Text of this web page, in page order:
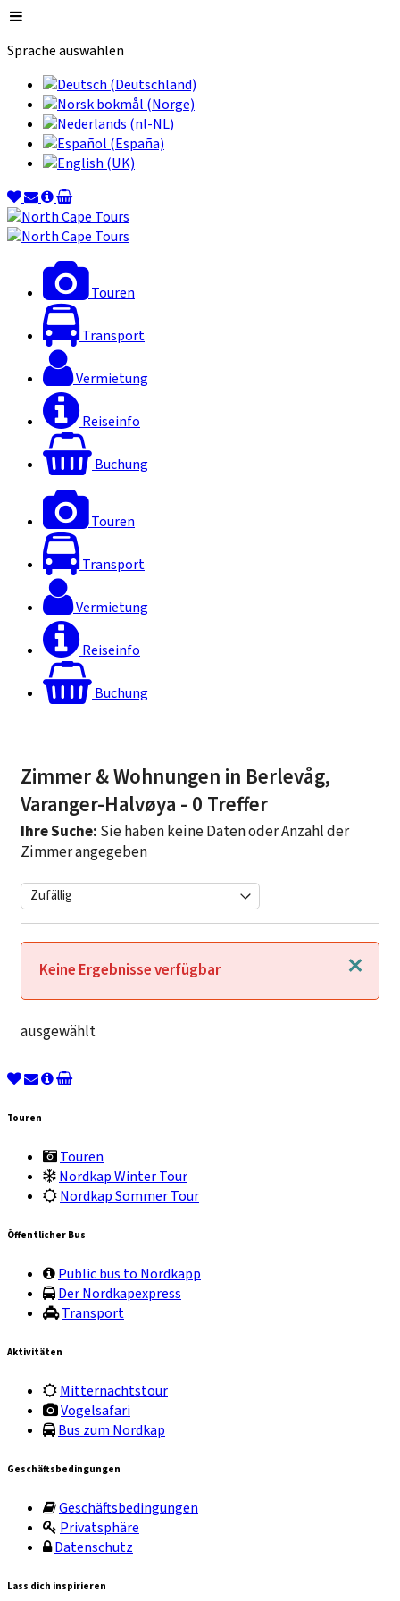
Sprache auswählen
Touren
Transport
Vermietung
Reiseinfo
Buchung
Touren
Transport
Vermietung
Reiseinfo
Buchung
Zimmer & Wohnungen in Berlevåg,
Varanger-Halvøya - 0 Treffer
Ihre Suche: Sie haben keine Daten oder Anzahl der
Zimmer angegeben
Schließen
Keine Ergebnisse verfügbar
ausgewählt
Touren
Touren
Nordkap Winter Tour
Nordkap Sommer Tour
Öffentlicher Bus
Public bus to Nordkapp
Der Nordkapexpress
Transport
Aktivitäten
Mitternachtstour
Vogelsafari
Bus zum Nordkap
Geschäftsbedingungen
Geschäftsbedingungen
Privatsphäre
Datenschutz
Lass dich inspirieren